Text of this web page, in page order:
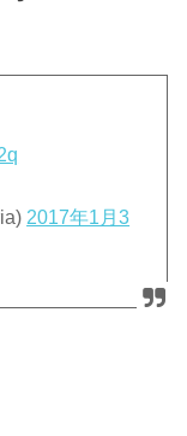
2017年1月3